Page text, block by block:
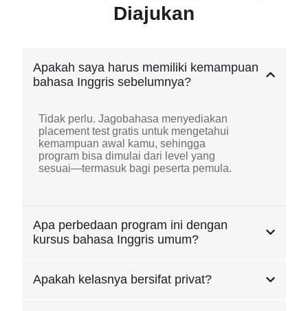
Diajukan
Apakah saya harus memiliki kemampuan
bahasa Inggris sebelumnya?
Tidak perlu. Jagobahasa menyediakan
placement test gratis untuk mengetahui
kemampuan awal kamu, sehingga
program bisa dimulai dari level yang
sesuai—termasuk bagi peserta pemula.
Apa perbedaan program ini dengan
kursus bahasa Inggris umum?
Apakah kelasnya bersifat privat?